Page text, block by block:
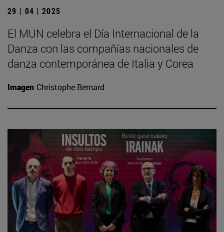
29 | 04 | 2025
El MUN celebra el Día Internacional de la
Danza con las compañías nacionales de
danza contemporánea de Italia y Corea
Imagen Christophe Bernard